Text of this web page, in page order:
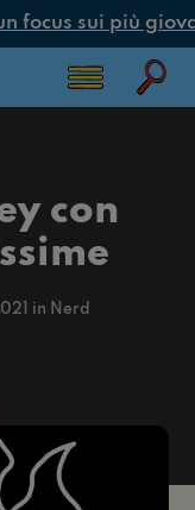
focus sui più
con
in Nerd